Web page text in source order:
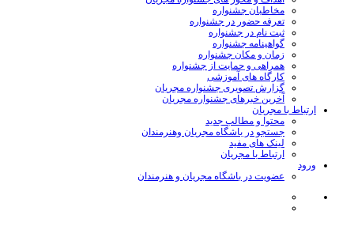
مخاطبان جشنواره
تعرفه حضور در جشنواره
ثبت نام در جشنواره
گواهینامه جشنواره
زمان و مکان جشنواره
همراهی و حمایت از جشنواره
کارگاه های آموزشی
گزارش تصویری جشنواره مجریان
آخرین خبرهای جشنواره مجریان
ارتباط با مجریان
محتوا و مطالب جدید
جستجو در باشگاه مجریان وهنرمندان
لینک های مفید
ارتباط با مجریان
ورود
عضویت در باشگاه مجریان و هنرمندان